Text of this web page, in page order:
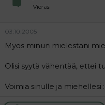
Vieras
03.10.2005
Myös minun mielestäni
Olisi syytä vähentää, ettei
Voimia sinulle ja miehellesi